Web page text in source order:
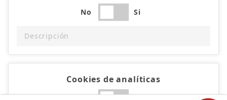
No Si
Descripción
Cookies de analíticas
No Si